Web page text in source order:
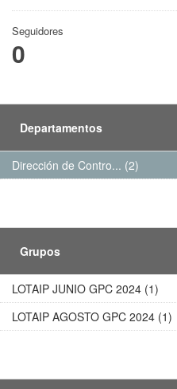
Seguidores
0
Departamentos
Dirección de Contro... (2)
Grupos
LOTAIP JUNIO GPC 2024 (1)
LOTAIP AGOSTO GPC 2024 (1)